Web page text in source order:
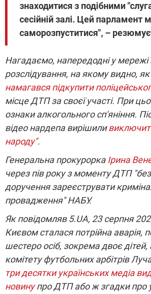
знаходитися з подібними
сесійній залі. Цей парламент
саморозпуститися", –
Нагадаємо, напередодні у
розслідування, на якому видно, як
намагався підкупити
місце ДТП за своєї участі. При
ознаки алкогольного сп'яніння.
відео нардепа вирішили
народу".
Генеральна прокуроркаІрина
через пів року з моменту ДТП
доручення зареєструвати
провадження" НАБУ.
Як повідомляв 5.UA, 23 серпня
Києвом сталася потрійна аварія,
шестеро осіб, зокрема двоє
комітету футбольних арбітрів
три десятки українських медіа
новинупро ДТП або ж згадки про